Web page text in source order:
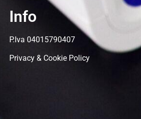
Info
P.Iva 04015790407
Privacy & Cookie Policy